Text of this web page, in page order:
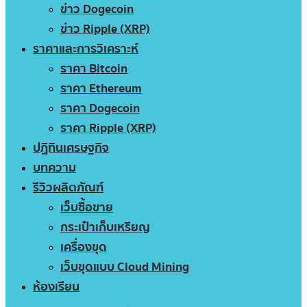
ข่าว Dogecoin
ข่าว Ripple (XRP)
ราคาและการวิเคราะห์
ราคา Bitcoin
ราคา Ethereum
ราคา Dogecoin
ราคา Ripple (XRP)
ปฏิทินเศรษฐกิจ
บทความ
รีวิวผลิตภัณฑ์
เว็บซื้อขาย
กระเป๋าเก็บเหรียญ
เครื่องขุด
เว็บขุดแบบ Cloud Mining
ห้องเรียน